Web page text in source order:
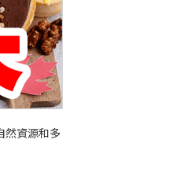
然資源和多